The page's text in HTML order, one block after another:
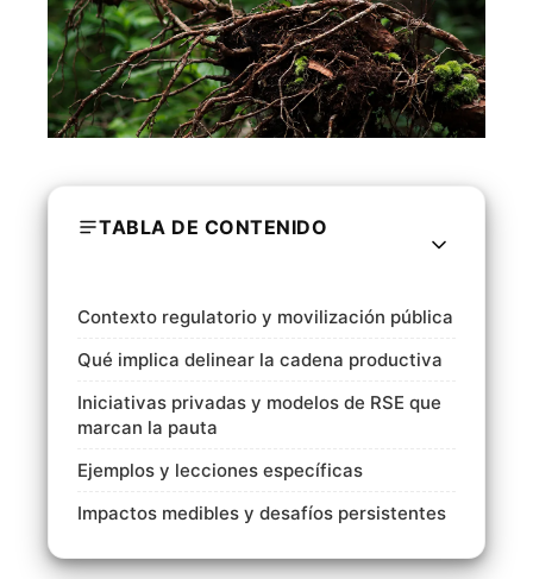
TABLA DE CONTENIDO
Contexto regulatorio y movilización pública
Qué implica delinear la cadena productiva
Iniciativas privadas y modelos de RSE que
marcan la pauta
Ejemplos y lecciones específicas
Impactos medibles y desafíos persistentes